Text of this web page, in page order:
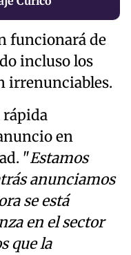
funcionará de
incluso los
irrenunciables.
rápida
en
"Estamos
anunciamos
se está
en el sector
que la